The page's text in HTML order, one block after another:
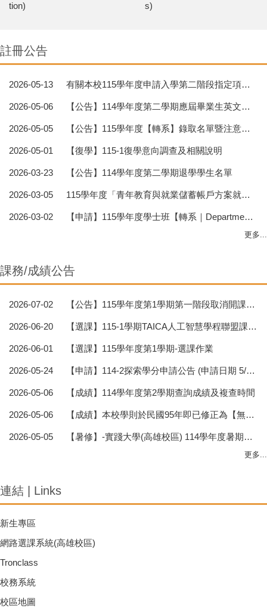
tion)
s)
註冊公告
2026-05-13 有關本校115學年度申請入學第二階段指定項目甄試（115年5月15日，星期五）下午鐘聲調整事宜。
2026-05-06 【公告】114學年度第二學期應屆畢業生英文姓名確認須知
2026-05-05 【公告】115學年度【轉系】錄取名單暨注意事項【高雄校區】
2026-05-01 【復學】115-1復學意向調查及相關說明
2026-03-23 【公告】114學年度第二學期退學學生名單
2026-03-05 115學年度「青年教育與就業儲蓄帳戶方案就學配套彈性選系」申請相關事宜-高雄校區
2026-03-02 【申請】115學年度學士班【轉系｜Department Transfer】申請公告-高雄校區
更多...
課務/成績公告
2026-07-02 【公告】115學年度第1學期第一階段取消開課通知【其餘取消之課程將持續更新公告0702】
2026-06-20 【選課】115-1學期TAICA人工智慧學程聯盟課程開跑啦！
2026-06-01 【選課】115學年度第1學期-選課作業
2026-05-24 【申請】114-2探索學分申請公告 (申請日期 5/24~7/1止)
2026-05-06 【成績】114學年度第2學期查詢成績及複查時間
2026-05-06 【成績】本校學則於民國95年即已修正為【無扣考】
2026-05-05 【暑修】-實踐大學(高雄校區) 114學年度暑期班(暑修)公告
更多...
連結 | Links
新生專區
網路選課系統(高雄校區)
Tronclass
校務系統
校區地圖